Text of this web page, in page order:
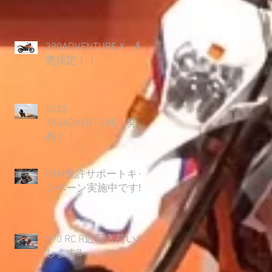
390ADVENTURE X 発
売決定！！
2026
790ADVENTURE 発
売！！
KTM免許サポートキャ
ンペーン実施中です‼
990 RC R近日入荷いた
します‼